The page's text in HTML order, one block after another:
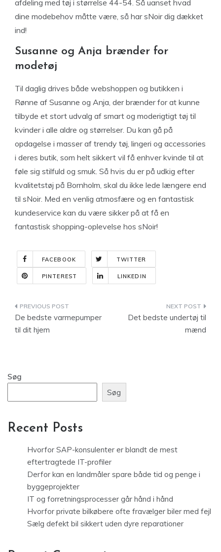
afdeling med tøj i størrelse 44-54. Så uanset hvad
dine modebehov måtte være, så har sNoir dig dækket
ind!
Susanne og Anja brænder for
modetøj
Til daglig drives både webshoppen og butikken i
Rønne af Susanne og Anja, der brænder for at kunne
tilbyde et stort udvalg af smart og moderigtigt tøj til
kvinder i alle aldre og størrelser. Du kan gå på
opdagelse i masser af trendy tøj, lingeri og accessories
i deres butik, som helt sikkert vil få enhver kvinde til at
føle sig stilfuld og smuk. Så hvis du er på udkig efter
kvalitetstøj på Bornholm, skal du ikke lede længere end
til sNoir. Med en venlig atmosfære og en fantastisk
kundeservice kan du være sikker på at få en
fantastisk shopping-oplevelse hos sNoir!
FACEBOOK TWITTER
PINTEREST LINKEDIN
Indlægsnavigation
De bedste varmepumper
til dit hjem
Det bedste undertøj til
mænd
Søg
Søg
Recent Posts
Hvorfor SAP-konsulenter er blandt de mest
eftertragtede IT-profiler
Derfor kan en landmåler spare både tid og penge i
byggeprojekter
IT og forretningsprocesser går hånd i hånd
Hvorfor private bilkøbere ofte fravælger biler med fejl
Sælg defekt bil sikkert uden dyre reparationer